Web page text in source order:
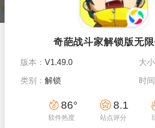
奇葩战斗家解锁版无
版本：V1.49.0 大
类别：解锁 时间
86°
软件热度
8.1
站点评分